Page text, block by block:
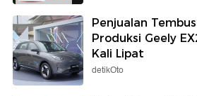
Penjualan
Produksi Geely
Kali Lipat
detikOto